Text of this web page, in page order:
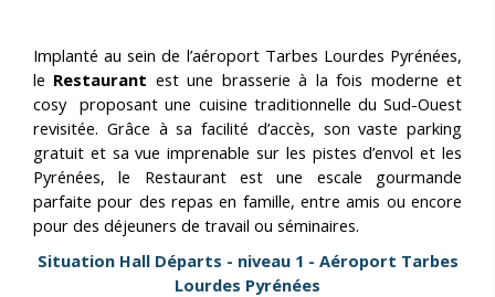
Implanté au sein de l’aéroport Tarbes Lourdes Pyrénées,
le Restaurant est une brasserie à la fois moderne et
cosy proposant une cuisine traditionnelle du Sud-Ouest
revisitée. Grâce à sa facilité d’accès, son vaste parking
gratuit et sa vue imprenable sur les pistes d’envol et les
Pyrénées, le Restaurant est une escale gourmande
parfaite pour des repas en famille, entre amis ou encore
pour des déjeuners de travail ou séminaires.
Situation Hall Départs - niveau 1 - Aéroport Tarbes
Lourdes Pyrénées